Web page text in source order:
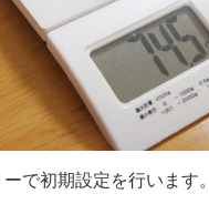
で初期設定を行います。